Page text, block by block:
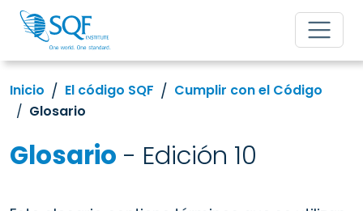
Inicio El código SQF
Cumplir con el Código
Glosario
Glosario - Edición 10